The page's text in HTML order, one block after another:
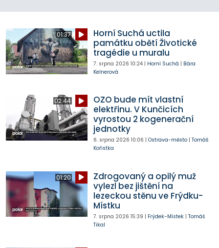
01:37
Horní Suchá uctila
památku obětí Životické
tragédie u muralu
7. srpna 2026 10:24| Horní Suchá | Bára
Kelnerová
02:44
OZO bude mít vlastní
elektřinu. V Kunčicích
vyrostou 2 kogenerační
jednotky
6. srpna 2026 10:06 | Ostrava-město| Tomáš
Kořistka
01:20
Zdrogovaný a opilý muž
vylezl bez jištění na
lezeckou stěnu ve Frýdku-
Místku
7. srpna 2026 15:39 | Frýdek-Místek| Tomáš
Tikal